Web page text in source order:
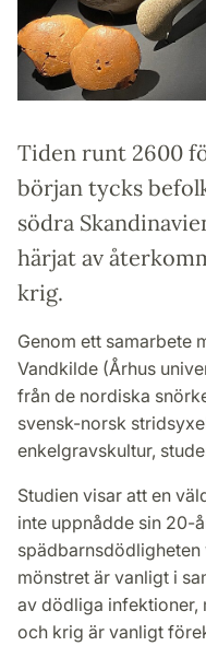
Tiden runt 2600
början tycks
södra
härjat av
krig.
Genom ett samarbete
Vandkilde (Århus
från de nordiska
svensk-norsk
enkelgravskultur,
Studien visar att en
inte uppnådde sin 20-
mönstret är vanligt i
av dödliga infektioner,
och krig är vanligt